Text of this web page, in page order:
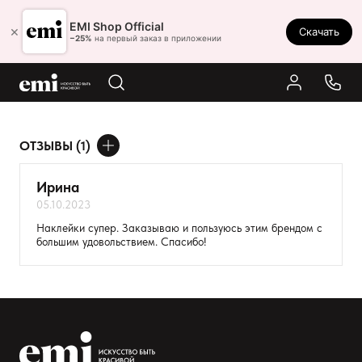
× EMI Shop Official
−25% на первый заказ в приложении
Скачать
Результаты поиска:
Ростов-на-Дону
8 (800) 550-86-95
Каталог
Акции
Оплата и доставка
Реферальная программа
ОТЗЫВЫ (1)
ДОБАВИТЬ ОТЗЫВ
Ваше имя
Расскажите о впечатлениях
Ирина
05.10.2023
Наклейки супер. Заказываю и пользуюсь этим брендом с
большим удовольствием. Спасибо!